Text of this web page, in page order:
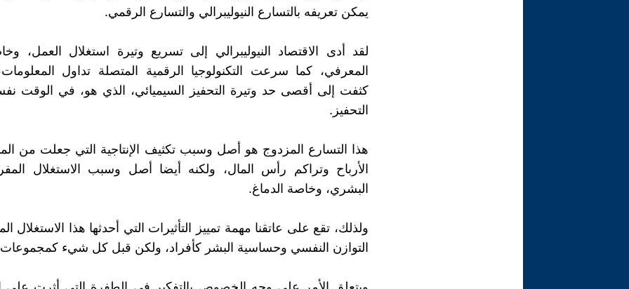
يمكن تعريفه بالتسارع النيوليبرالي والتسارع الرقمي.
لقد أدى الاقتصاد النيوليبرالي إلى تسريع وتيرة استغلال العمل،
المعرفي، كما سرعت التكنولوجيا الرقمية المتصلة تداول المعلومات،
كثفت إلى أقصى حد وتيرة التحفيز السيميائي، الذي هو، في الوقت
التحفيز.
هذا التسارع المزدوج هو أصل وسبب تكثيف الإنتاجية التي جعلت من
الأرباح وتراكم رأس المال، ولكنه أيضا أصل وسبب الاستغلال
البشري، وخاصة الدماغ.
ولذلك، تقع على عاتقنا مهمة تمييز التأثيرات التي أحدثها هذا الاستغلال
التوازن النفسي وحساسية البشر كأفراد، ولكن قبل كل شيء